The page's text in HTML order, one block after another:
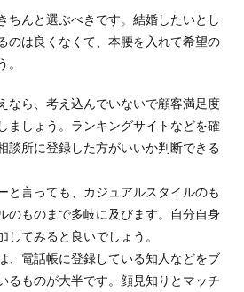
ちんと選ぶべきです。結婚したいとし
のは良くなくて、本腰を入れて希望の
なら、考え込んでいないで顧客満足度
ましょう。ランキングサイトなどを確
談所に登録した方がいいか判断できる
と言っても、カジュアルスタイルのも
のものまで多岐に及びます。自分自身
てみると良いでしょう。
、電話帳に登録している知人などをブ
るものが大半です。顔見知りとマッチ